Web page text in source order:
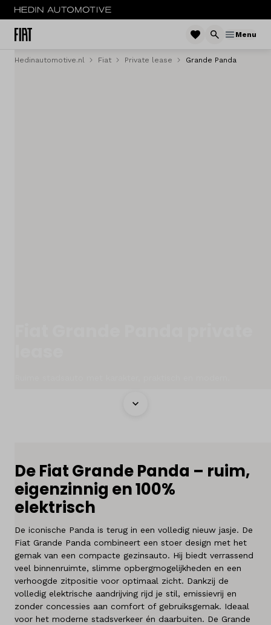
Menu
Menu
Vestigingen
Merken
Diensten
Over ons
Kennis & advies
Land
Hedinautomotive.nl Fiat Private lease Grande Panda
De Fiat Grande Panda – ruim,
eigenzinnig en 100%
elektrisch
De iconische Panda is terug in een volledig nieuw jasje. De
Fiat Grande Panda combineert een stoer design met het
gemak van een compacte gezinsauto. Hij biedt verrassend
veel binnenruimte, slimme opbergmogelijkheden en een
verhoogde zitpositie voor optimaal zicht. Dankzij de
volledig elektrische aandrijving rijd je stil, emissievrij en
zonder concessies aan comfort of gebruiksgemak. Ideaal
voor het moderne stadsverkeer én daarbuiten. De Grande